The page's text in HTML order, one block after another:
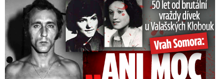
50 let od běsnění Somory: Těla dívek vrah ukryl na skládce